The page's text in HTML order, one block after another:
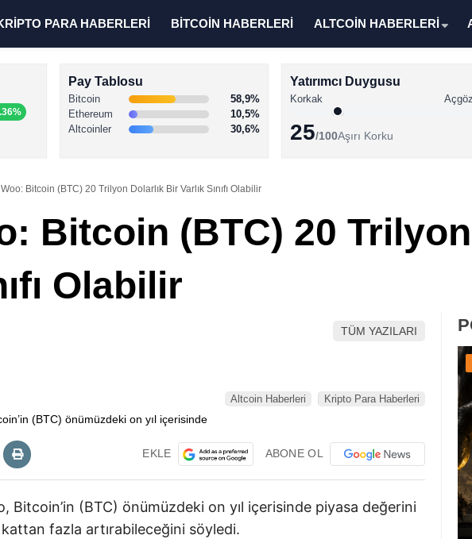
PARA HABERLERİ BİTCOİN HABERLERİ ALTCOİN HABERLERİ
Pay Tablosu
Bitcoin
58,9%
Ethereum
10,5%
Altcoinler
30,6%
Yatırımcı Duygusu
Korkak
25/100Aşırı Korku
Bitcoin (BTC) 20 Trilyon Dolarlık Bir Varlık Sınıfı Olabilir
Bitcoin (BTC) 20
Olabilir
TÜM YAZILARI
Altcoin Haberleri Kripto Para Haberleri
EKLE ABONE OL
Bitcoin’in (BTC) önümüzdeki on yıl içerisinde piyasa değerini
fazla artırabileceğini söyledi.